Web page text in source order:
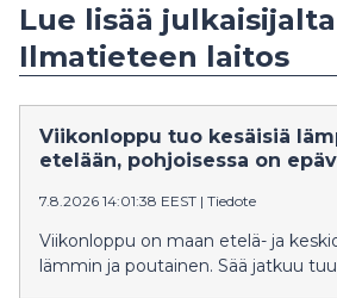
Lue lisää julkaisijalta
Ilmatieteen laitos
Viikonloppu tuo kesäisiä
etelään, pohjoisessa on
7.8.2026 14:01:38 EEST | Tiedote
Viikonloppu on maan etelä- ja
lämmin ja poutainen. Sää jatkuu